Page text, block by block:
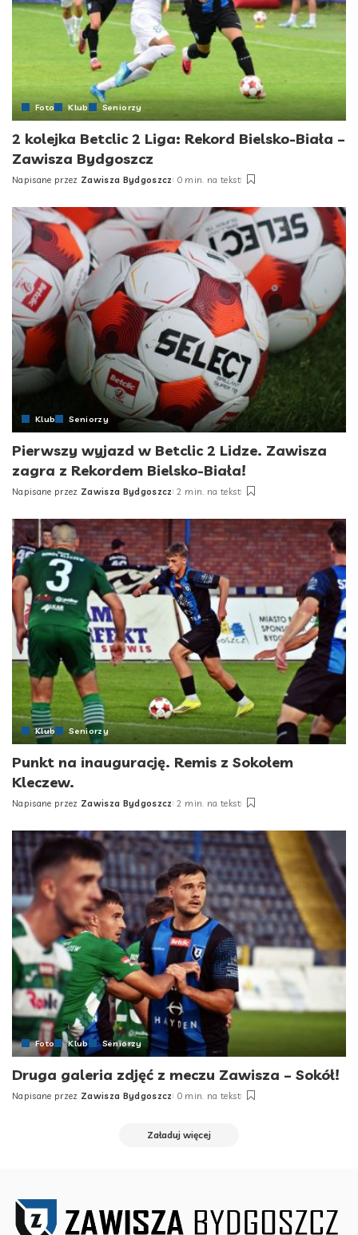
Foto Klub Seniorzy
2 kolejka Betclic 2 Liga: Rekord Bielsko-Biała –
Zawisza Bydgoszcz
Posted
Napisane przez Zawisza Bydgoszcz 0 min. na tekst
Klub Seniorzy
Pierwszy wyjazd w Betclic 2 Lidze. Zawisza
zagra z Rekordem Bielsko-Biała!
Posted
Napisane przez Zawisza Bydgoszcz 2 min. na tekst
Klub Seniorzy
Punkt na inaugurację. Remis z Sokołem
Kleczew.
Posted
Napisane przez Zawisza Bydgoszcz 2 min. na tekst
Foto Klub Seniorzy
Druga galeria zdjęć z meczu Zawisza – Sokół!
Posted
Napisane przez Zawisza Bydgoszcz 0 min. na tekst
Załaduj więcej